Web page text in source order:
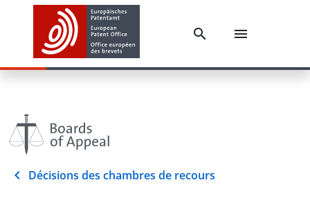
Décisions des chambres de recours